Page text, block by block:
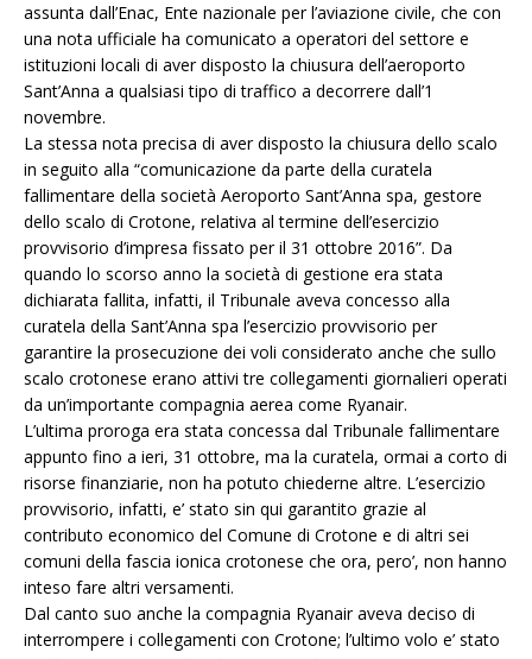
assunta dall’Enac, Ente nazionale per l’aviazione civile, che con
una nota ufficiale ha comunicato a operatori del settore e
istituzioni locali di aver disposto la chiusura dell’aeroporto
Sant’Anna a qualsiasi tipo di traffico a decorrere dall’1
novembre.
La stessa nota precisa di aver disposto la chiusura dello scalo
in seguito alla “comunicazione da parte della curatela
fallimentare della società Aeroporto Sant’Anna spa, gestore
dello scalo di Crotone, relativa al termine dell’esercizio
provvisorio d’impresa fissato per il 31 ottobre 2016”. Da
quando lo scorso anno la società di gestione era stata
dichiarata fallita, infatti, il Tribunale aveva concesso alla
curatela della Sant’Anna spa l’esercizio provvisorio per
garantire la prosecuzione dei voli considerato anche che sullo
scalo crotonese erano attivi tre collegamenti giornalieri operati
da un’importante compagnia aerea come Ryanair.
L’ultima proroga era stata concessa dal Tribunale fallimentare
appunto fino a ieri, 31 ottobre, ma la curatela, ormai a corto di
risorse finanziarie, non ha potuto chiederne altre. L’esercizio
provvisorio, infatti, e’ stato sin qui garantito grazie al
contributo economico del Comune di Crotone e di altri sei
comuni della fascia ionica crotonese che ora, pero’, non hanno
inteso fare altri versamenti.
Dal canto suo anche la compagnia Ryanair aveva deciso di
interrompere i collegamenti con Crotone; l’ultimo volo e’ stato